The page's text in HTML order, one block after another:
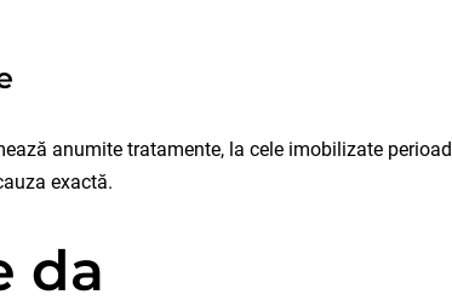
anumite tratamente, la cele imobilizate
exactă.
da